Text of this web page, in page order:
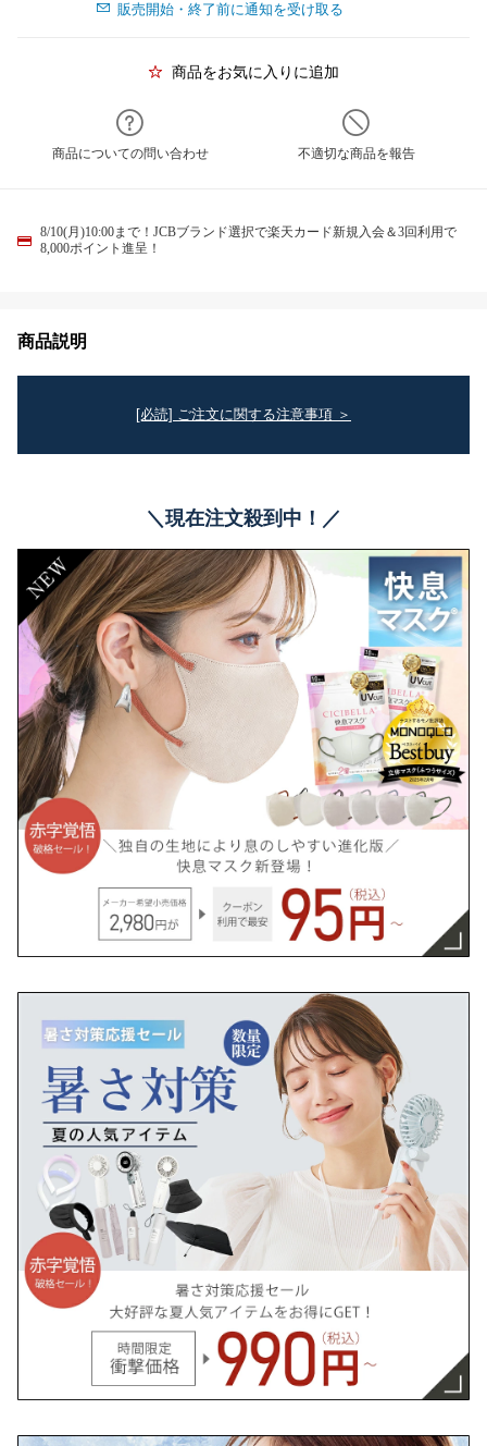
販売開始・終了前に通知を受け取る
商品をお気に入りに追加
商品についての問い合わせ 不適切な商品を報告
8/10(月)10:00まで！JCBブランド選択で楽天カード新規入会＆3回利用で
8,000ポイント進呈！
商品説明
[必読] ご注文に関する注意事項 ＞
＼現在注文殺到中！／